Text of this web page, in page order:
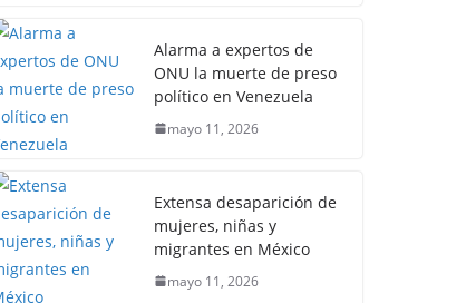
Alarma a expertos de
ONU la muerte de preso
político en Venezuela
mayo 11, 2026
Extensa desaparición de
mujeres, niñas y
migrantes en México
mayo 11, 2026